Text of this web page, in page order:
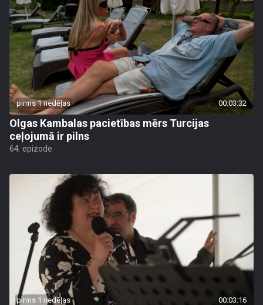
pirms 1 nedēļas 00:03:32
Olgas Kambalas pacietības mērs Turcijas
ceļojumā ir pilns
64. epizode
pirms 1 nedēļas 00:03:16